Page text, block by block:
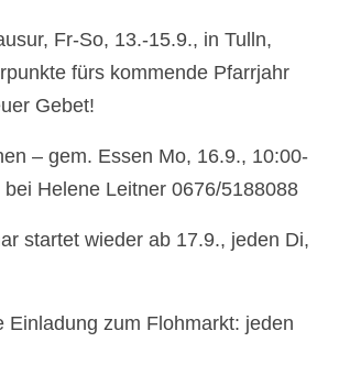
Fr-So, 13.-15.9., in Tulln,
fürs kommende Pfarrjahr
Gebet!
– gem. Essen Mo, 16.9., 10:00-
bei Helene Leitner 0676/5188088
startet wieder ab 17.9., jeden Di,
Einladung zum Flohmarkt: jeden